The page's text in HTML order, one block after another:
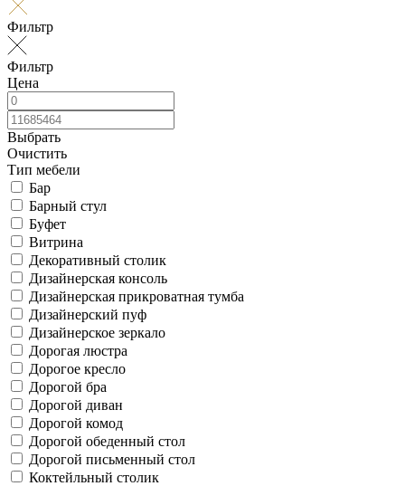
Фильтр
Фильтр
Цена
Выбрать
Очистить
Тип мебели
Бар
Барный стул
Буфет
Витрина
Декоративный столик
Дизайнерская консоль
Дизайнерская прикроватная тумба
Дизайнерский пуф
Дизайнерское зеркало
Дорогая люстра
Дорогое кресло
Дорогой бра
Дорогой диван
Дорогой комод
Дорогой обеденный стол
Дорогой письменный стол
Коктейльный столик